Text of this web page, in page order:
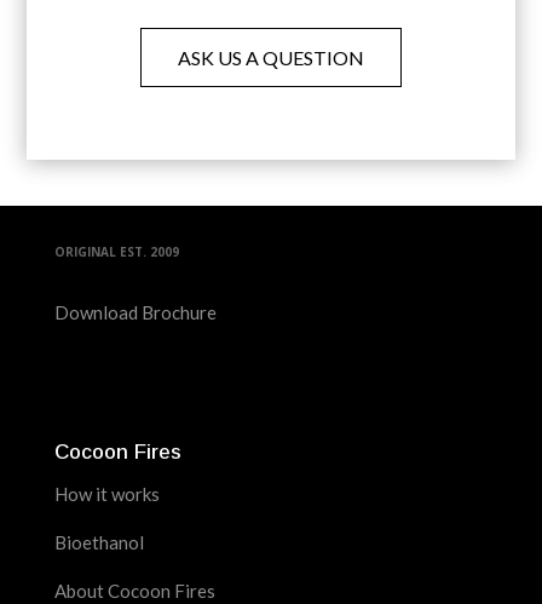
ASK US A QUESTION
ORIGINAL EST. 2009
Download Brochure
Cocoon Fires
How it works
Bioethanol
About Cocoon Fires